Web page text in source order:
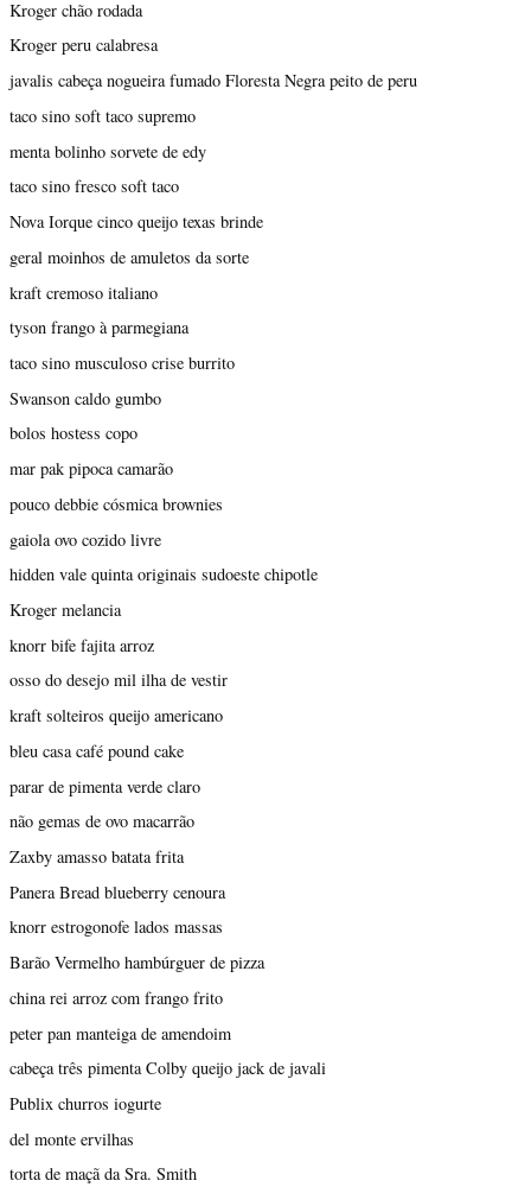
Kroger chão rodada
Kroger peru calabresa
javalis cabeça nogueira fumado Floresta Negra peito de peru
taco sino soft taco supremo
menta bolinho sorvete de edy
taco sino fresco soft taco
Nova Iorque cinco queijo texas brinde
geral moinhos de amuletos da sorte
kraft cremoso italiano
tyson frango à parmegiana
taco sino musculoso crise burrito
Swanson caldo gumbo
bolos hostess copo
mar pak pipoca camarão
pouco debbie cósmica brownies
gaiola ovo cozido livre
hidden vale quinta originais sudoeste chipotle
Kroger melancia
knorr bife fajita arroz
osso do desejo mil ilha de vestir
kraft solteiros queijo americano
bleu casa café pound cake
parar de pimenta verde claro
não gemas de ovo macarrão
Zaxby amasso batata frita
Panera Bread blueberry cenoura
knorr estrogonofe lados massas
Barão Vermelho hambúrguer de pizza
china rei arroz com frango frito
peter pan manteiga de amendoim
cabeça três pimenta Colby queijo jack de javali
Publix churros iogurte
del monte ervilhas
torta de maçã da Sra. Smith